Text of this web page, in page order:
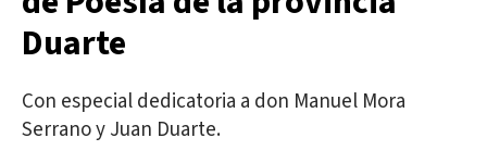
Duarte
Con especial dedicatoria a don Manuel Mora
Serrano y Juan Duarte.